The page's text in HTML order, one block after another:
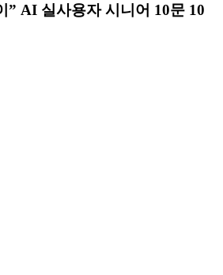
” AI 실사용자 시니어 10문 10